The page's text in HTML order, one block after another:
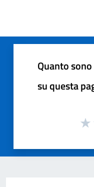
Quanto
su questa